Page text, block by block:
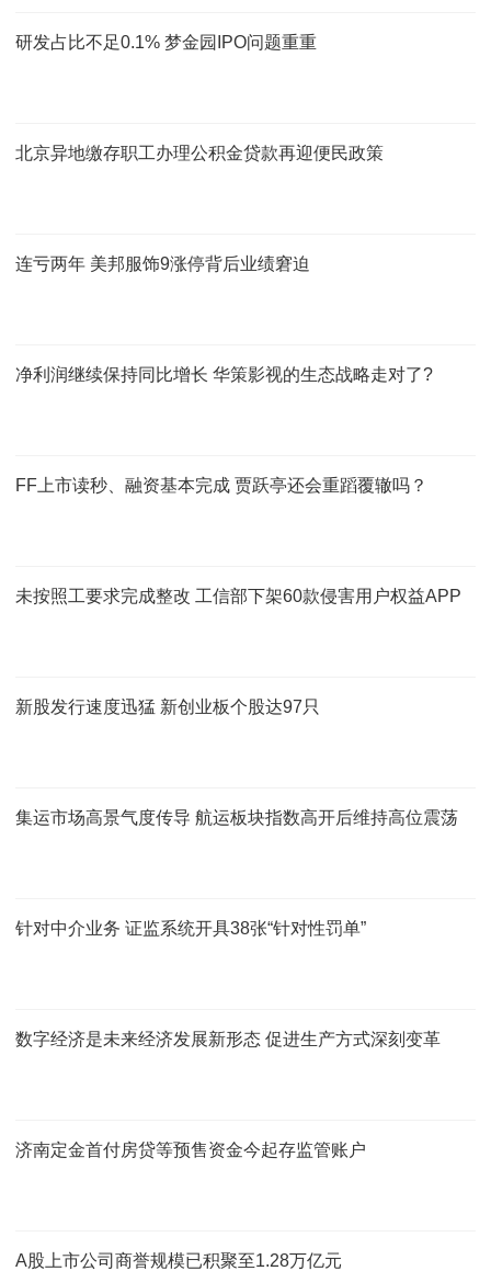
研发占比不足0.1% 梦金园IPO问题重重
北京异地缴存职工办理公积金贷款再迎便民政策
连亏两年 美邦服饰9涨停背后业绩窘迫
净利润继续保持同比增长 华策影视的生态战略走对了?
FF上市读秒、融资基本完成 贾跃亭还会重蹈覆辙吗？
未按照工要求完成整改 工信部下架60款侵害用户权益APP
新股发行速度迅猛 新创业板个股达97只
集运市场高景气度传导 航运板块指数高开后维持高位震荡
针对中介业务 证监系统开具38张“针对性罚单”
数字经济是未来经济发展新形态 促进生产方式深刻变革
济南定金首付房贷等预售资金今起存监管账户
A股上市公司商誉规模已积聚至1.28万亿元